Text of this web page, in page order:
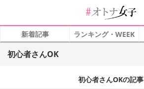
新着記事 ランキング・WEEK
初心者さんOK
初心者さんOKの記事